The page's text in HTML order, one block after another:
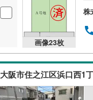
画像23枚
株
大阪市住之江区浜口西1